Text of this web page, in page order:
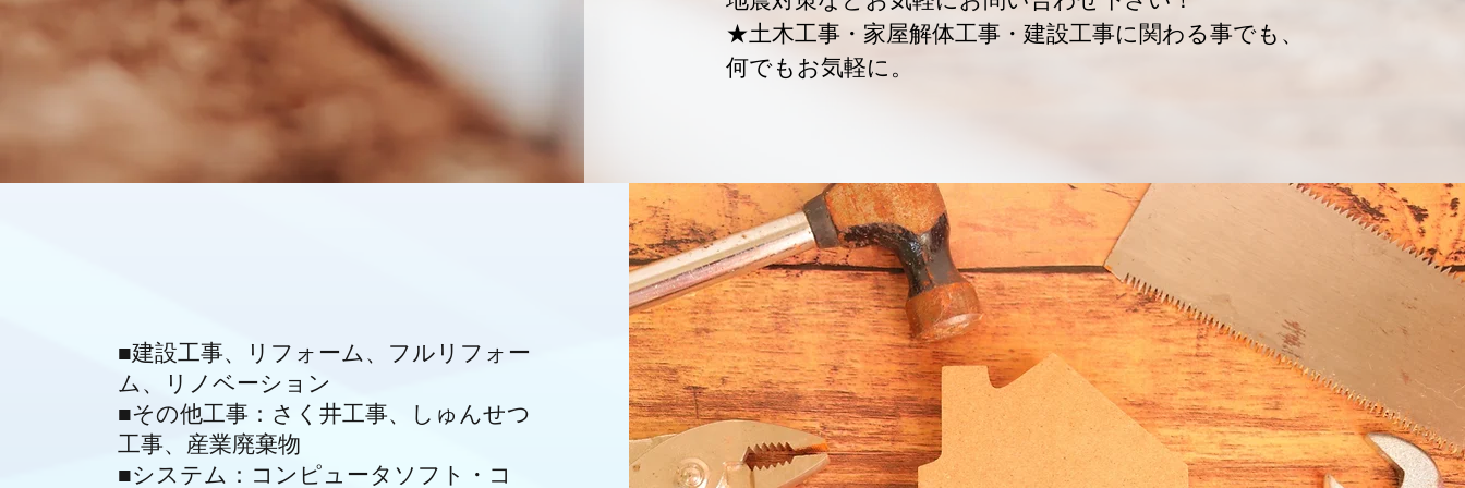
★土木工事・家屋解体工事・建設工事に関わる事でも、
何でもお気軽に。
■建設工事、リフォーム、フルリフォー
ム、リノベーション
■その他工事：さく井工事、しゅんせつ
工事、産業廃棄物
■システム：コンピュータソフト・コ